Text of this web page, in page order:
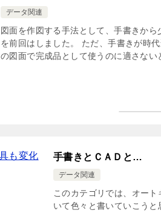
データ関連
図面を作図する手法として、手書きか
を前回はしました。 ただ、手書きが時
の図面で完成品として使うのに適さな
手書きとＣＡＤと…
データ関連
このカテゴリでは、オー
いて色々と書いていこう